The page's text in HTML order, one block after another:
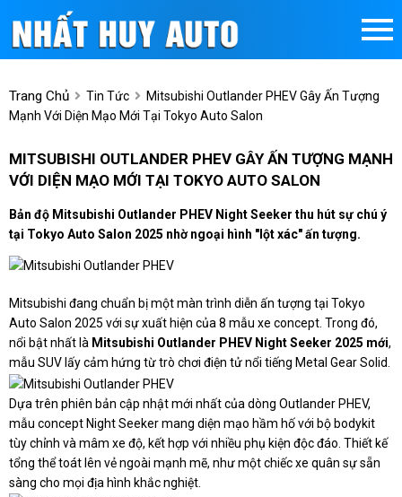
Trang Chủ Tin Tức
Mitsubishi Outlander PHEV Gây Ấn Tượng
Mạnh Với Diện Mạo Mới Tại Tokyo Auto Salon
MITSUBISHI OUTLANDER PHEV GÂY ẤN TƯỢNG MẠNH
VỚI DIỆN MẠO MỚI TẠI TOKYO AUTO SALON
Bản độ Mitsubishi Outlander PHEV Night Seeker thu hút sự chú ý
tại Tokyo Auto Salon 2025 nhờ ngoại hình "lột xác" ấn tượng.
Mitsubishi đang chuẩn bị một màn trình diễn ấn tượng tại Tokyo
Auto Salon 2025 với sự xuất hiện của 8 mẫu xe concept. Trong đó,
nổi bật nhất là Mitsubishi Outlander PHEV Night Seeker 2025 mới,
mẫu SUV lấy cảm hứng từ trò chơi điện tử nổi tiếng Metal Gear Solid.
Dựa trên phiên bản cập nhật mới nhất của dòng Outlander PHEV,
mẫu concept Night Seeker mang diện mạo hầm hố với bộ bodykit
tùy chỉnh và mâm xe độ, kết hợp với nhiều phụ kiện độc đáo. Thiết kế
tổng thể toát lên vẻ ngoài mạnh mẽ, như một chiếc xe quân sự sẵn
sàng cho mọi địa hình khắc nghiệt.